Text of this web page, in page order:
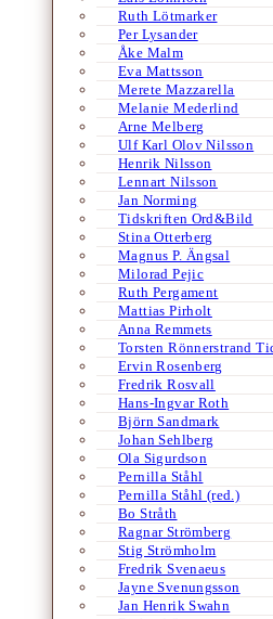
Ruth Lötmarker
Per Lysander
Åke Malm
Eva Mattsson
Merete Mazzarella
Melanie Mederlind
Arne Melberg
Ulf Karl Olov Nilsson
Henrik Nilsson
Lennart Nilsson
Jan Norming
Tidskriften Ord&Bild
Stina Otterberg
Magnus P. Ängsal
Milorad Pejic
Ruth Pergament
Mattias Pirholt
Anna Remmets
Torsten Rönnerstrand
Ervin Rosenberg
Fredrik Rosvall
Hans-Ingvar Roth
Björn Sandmark
Johan Sehlberg
Ola Sigurdson
Pernilla Ståhl
Pernilla Ståhl (red.)
Bo Stråth
Ragnar Strömberg
Stig Strömholm
Fredrik Svenaeus
Jayne Svenungsson
Jan Henrik Swahn